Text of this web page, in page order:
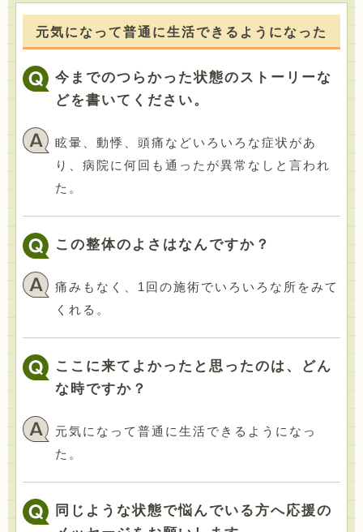
元気になって普通に生活できるようになった
今までのつらかった状態のストーリーな
どを書いてください。
眩暈、動悸、頭痛などいろいろな症状があ
り、病院に何回も通ったが異常なしと言われ
た。
この整体のよさはなんですか？
痛みもなく、1回の施術でいろいろな所をみて
くれる。
ここに来てよかったと思ったのは、どん
な時ですか？
元気になって普通に生活できるようになっ
た。
同じような状態で悩んでいる方へ応援の